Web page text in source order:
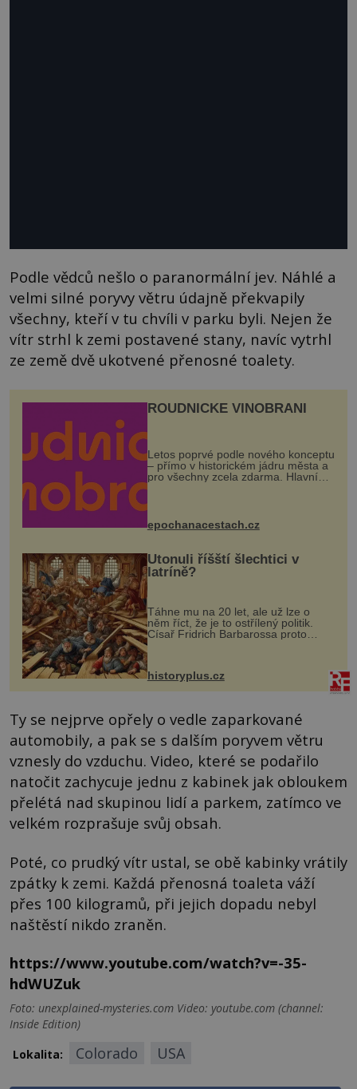
Podle vědců nešlo o paranormální jev. Náhlé a
velmi silné poryvy větru údajně překvapily
všechny, kteří v tu chvíli v parku byli. Nejen že
vítr strhl k zemi postavené stany, navíc vytrhl
ze země dvě ukotvené přenosné toalety.
ROUDNICKÉ VINOBRANÍ
Letos poprvé podle nového konceptu
– přímo v historickém jádru města a
pro všechny zcela zdarma. Hlavní
program se odehraje na Karlově a
mohou těšit na víno, burčák, pes...
epochanacestach.cz
Utonuli říšští šlechtici v
latríně?
Táhne mu na 20 let, ale už lze o
něm říct, že je to ostřílený politik.
Císař Fridrich Barbarossa proto
posílá svého syna a dědice Jindřicha
VI. do Erfurtu, aby se stal
prostředníkem při řešení sporu m...
historyplus.cz
Ty se nejprve opřely o vedle zaparkované
automobily, a pak se s dalším poryvem větru
vznesly do vzduchu. Video, které se podařilo
natočit zachycuje jednu z kabinek jak obloukem
přelétá nad skupinou lidí a parkem, zatímco ve
velkém rozprašuje svůj obsah.
Poté, co prudký vítr ustal, se obě kabinky vrátily
zpátky k zemi. Každá přenosná toaleta váží
přes 100 kilogramů, při jejich dopadu nebyl
naštěstí nikdo zraněn.
https://www.youtube.com/watch?v=-35-
hdWUZuk
Foto: unexplained-mysteries.com Video: youtube.com (channel:
Inside Edition)
Lokalita:
Colorado USA